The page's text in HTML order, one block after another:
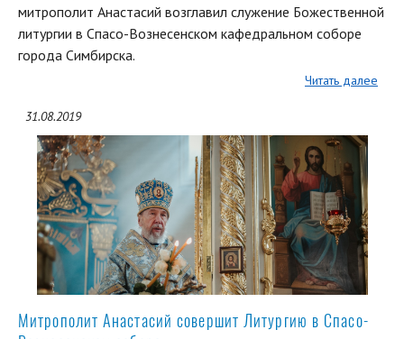
митрополит Анастасий возглавил служение Божественной
литургии в Спасо-Вознесенском кафедральном соборе
города Симбирска.
Читать далее
31.08.2019
Митрополит Анастасий совершит Литургию в Спасо-